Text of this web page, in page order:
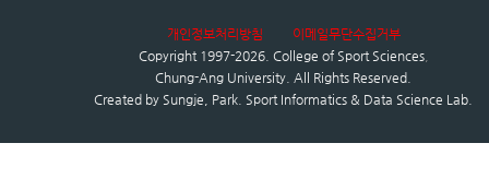
개인정보처리방침
이메일무단수집거부
Copyright 1997-2026. College of Sport Sciences,
Chung-Ang University. All Rights Reserved.
Created by Sungje, Park. Sport Informatics & Data Science Lab.